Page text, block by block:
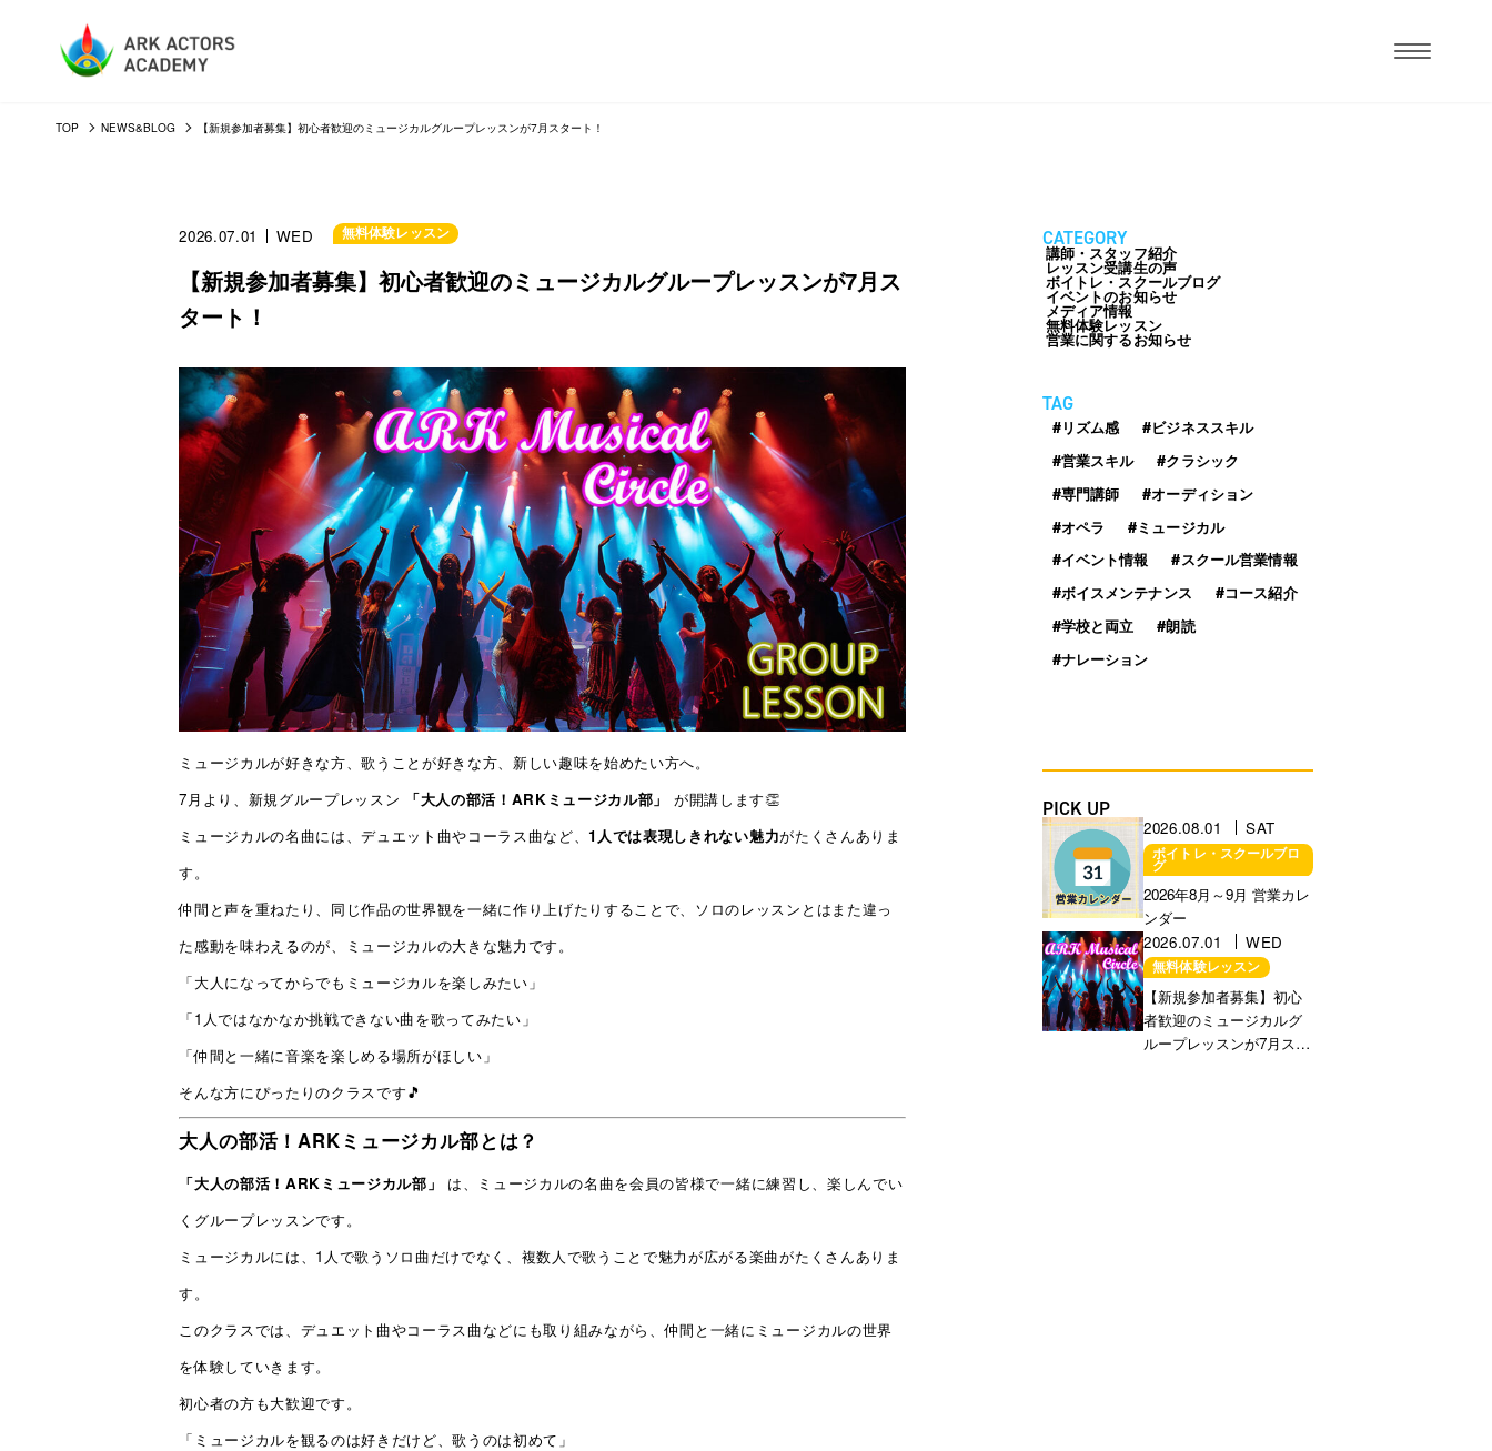
TOP NEWS&BLOG 【新規参加者募集】初心者歓迎のミュージカルグループレッスンが7月スタート！
2026.07.01 WED 無料体験レッスン
【新規参加者募集】初心者歓迎のミュージカルグループレッスンが7月ス
タート！
ミュージカルが好きな方、歌うことが好きな方、新しい趣味を始めたい方へ。
7月より、新規グループレッスン
「大人の部活！ARKミュージカル部」
が開講します👏
ミュージカルの名曲には、デュエット曲やコーラス曲など、 1人では表現しきれない魅力がたくさんありま
す。
仲間と声を重ねたり、同じ作品の世界観を一緒に作り上げたりすることで、ソロのレッスンとはまた違っ
た感動を味わえるのが、ミュージカルの大きな魅力です。
「大人になってからでもミュージカルを楽しみたい」
「1人ではなかなか挑戦できない曲を歌ってみたい」
「仲間と一緒に音楽を楽しめる場所がほしい」
そんな方にぴったりのクラスです🎵
大人の部活！ARKミュージカル部とは？
「大人の部活！ARKミュージカル部」
は、ミュージカルの名曲を会員の皆様で一緒に練習し、楽しんでい
くグループレッスンです。
ミュージカルには、1人で歌うソロ曲だけでなく、複数人で歌うことで魅力が広がる楽曲がたくさんありま
す。
このクラスでは、デュエット曲やコーラス曲などにも取り組みながら、仲間と一緒にミュージカルの世界
を体験していきます。
初心者の方も大歓迎です。
「ミュージカルを観るのは好きだけど、歌うのは初めて」
CATEGORY
講師・スタッフ紹介
レッスン受講生の声
ボイトレ・スクールブログ
イベントのお知らせ
メディア情報
無料体験レッスン
営業に関するお知らせ
TAG
#リズム感
#ビジネススキル
#営業スキル
#クラシック
#専門講師
#オーディション
#オペラ
#ミュージカル
#イベント情報
#スクール営業情報
#ボイスメンテナンス
#コース紹介
#学校と両立
#朗読
#ナレーション
PICK UP
2026.08.01 SAT
ボイトレ・スクールブロ
グ
営業に関するお知らせ
2026年8月～9月 営業カレ
ンダー
2026.07.01
WED
無料体験レッスン
【新規参加者募集】初心
者歓迎のミュージカルグ
ループレッスンが7月スタ